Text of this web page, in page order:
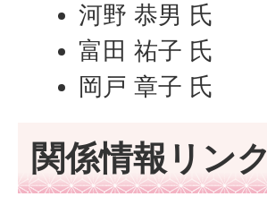
河野 恭男 氏
富田 祐子 氏
岡戸 章子 氏
関係情報リンク